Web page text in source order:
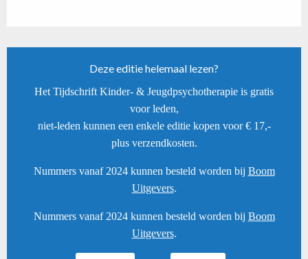
Deze editie helemaal lezen?
Het Tijdschrift Kinder- & Jeugdpsychotherapie is gratis
voor leden,
niet-leden kunnen een enkele editie kopen voor € 17,-
plus verzendkosten.
Nummers vanaf 2024 kunnen besteld worden bij Boom
Uitgevers.
Nummers vanaf 2024 kunnen besteld worden bij Boom
Uitgevers.